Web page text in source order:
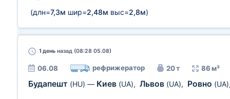
(длн=7,3м шир=2,48м выс=2,8м)
1 день назад (08:28 05.08)
06.08 рефрижератор 20 т 86 м³
Будапешт (HU) — Киев (UA), Львов (UA), Ровно (UA)